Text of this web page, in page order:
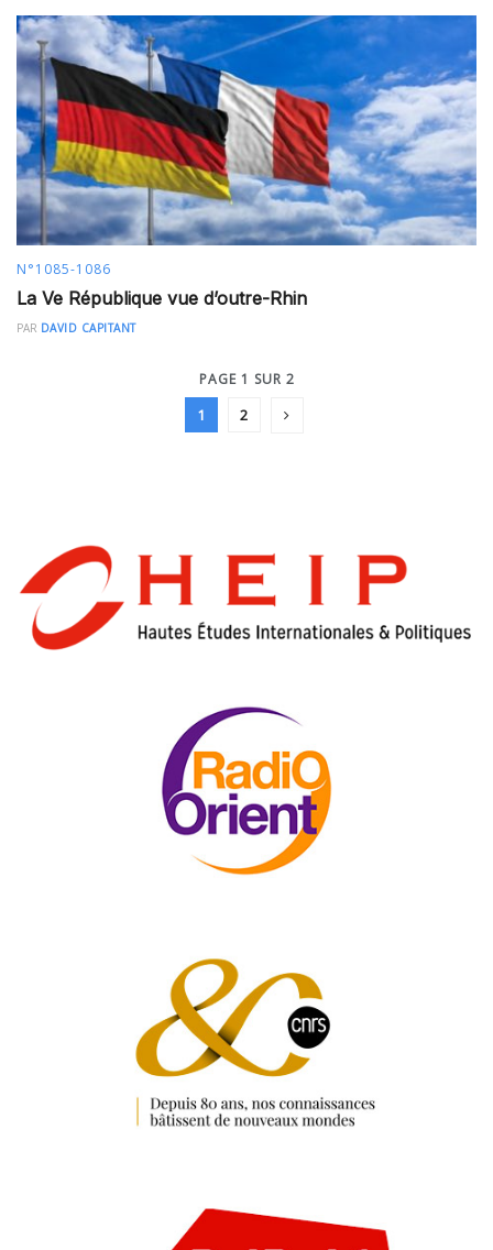
N°1085-1086
La Ve République vue d’outre-Rhin
PAR DAVID CAPITANT
PAGE 1 SUR 2
1 2